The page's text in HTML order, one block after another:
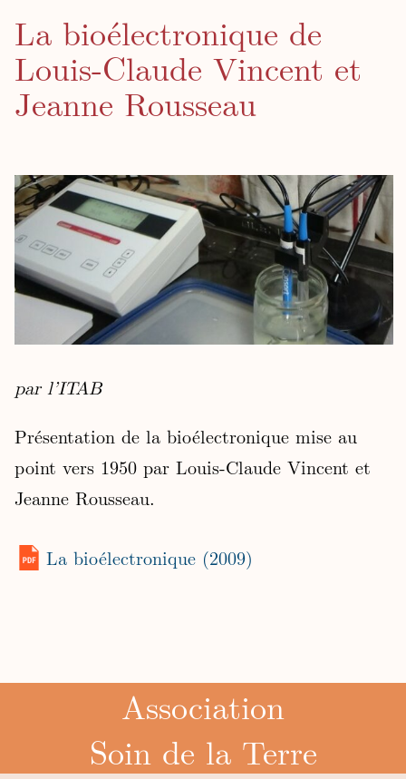
La bioélectronique de
Louis-Claude Vincent et
Jeanne Rousseau
par l’ITAB
Présentation de la bioélectronique mise au
point vers 1950 par Louis-Claude Vincent et
Jeanne Rousseau.
La bioélectronique (2009)
Association
Soin de la Terre